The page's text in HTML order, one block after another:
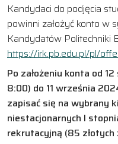
Kandydaci do podjęcia
powinni założyć konto w
Kandydatów Politechniki
https://irk.pb.edu.pl/pl/
Po założeniu konta od
8:00) do 11 września
zapisać się na wybrany
niestacjonarnych I
rekrutacyjną (85